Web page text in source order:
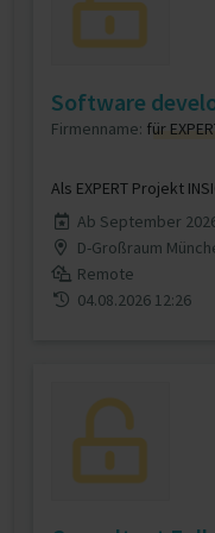
Software
Firmenname: für
Als EXPERT Projekt
Ab September
D-Großraum
Remote
04.08.2026 12:26